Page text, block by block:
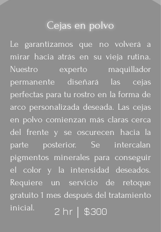
Cejas en polvo
Le garantizamos que no volverá a
mirar hacia atrás en su vieja rutina.
Nuestro experto maquillador
permanente diseñará las cejas
perfectas para tu rostro en la forma de
arco personalizada deseada. Las cejas
en polvo comienzan más claras cerca
del frente y se oscurecen hacia la
parte posterior. Se intercalan
pigmentos minerales para conseguir
el color y la intensidad deseados.
Requiere un servicio de retoque
gratuito 1 mes después del tratamiento
inicial. ​
2 hr $300